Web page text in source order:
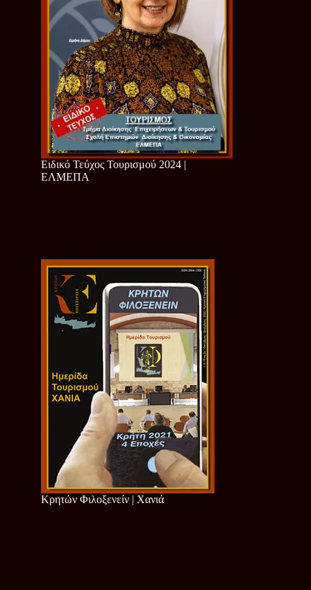
Ειδικό Τεύχος Τουρισμού 2024 |
ΕΛΜΕΠΑ
Κρητών Φιλοξενείν | Χανιά